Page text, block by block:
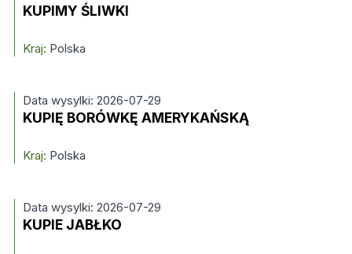
KUPIMY ŚLIWKI
Kraj: Polska
Data wysylki: 2026-07-29
KUPIĘ BORÓWKĘ AMERYKAŃSKĄ
Kraj: Polska
Data wysylki: 2026-07-29
KUPIE JABŁKO